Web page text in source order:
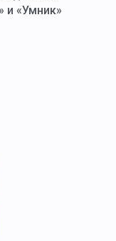
и «Умник»